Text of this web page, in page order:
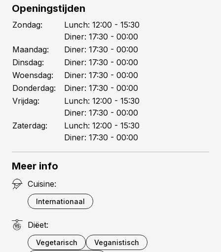
die in het midden van de klassiek-modern
der Bor en zijn team zijn geconcentreerd aan
het werk en maken veel gebruik van
biologische seizoensproducten. We beginnen
met een bite van paling geserveerd op
briochebrood afgetopt met kruidencrème en
bieslook. Een combinatie die het altijd goed
blijft doen. Op de menukaart keuze uit een
aantal gerechten waaruit je ook een menu
kan samenstellen. De hiervoor in aanmerking
komende gerechtkeuzes zijn aangemerkt met
menukaart een tweeluik, heeft een
Nederlandse en Engelse inleiding, daarna
wijnen per glas en tot slot per fles. Zowel
oude als nieuwe wijnlanden zijn
vertegenwoordigd. Vooraf rauwe coquille
jalapeño-komkommersalade en krokant van
aardappel en furikake. Jammer dat er geen
Openingstijden
Zondag: Lunch: 12:00 - 15:30
Diner: 17:30 - 00:00
Maandag:
Diner: 17:30 - 00:00
Dinsdag:
Diner: 17:30 - 00:00
Woensdag:
Diner: 17:30 - 00:00
Donderdag:
Diner: 17:30 - 00:00
Vrijdag:
Lunch: 12:00 - 15:30
Diner: 17:30 - 00:00
Zaterdag:
Lunch: 12:00 - 15:30
Diner: 17:30 - 00:00
Meer info
Cuisine:
Internationaal
Diëet:
Vegetarisch
Veganistisch